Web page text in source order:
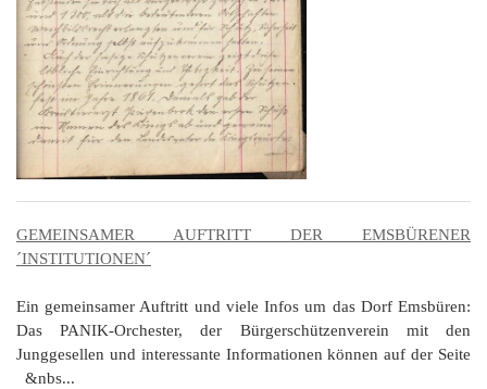
GEMEINSAMER AUFTRITT DER EMSBÜRENER
´INSTITUTIONEN´
Ein gemeinsamer Auftritt und viele Infos um das Dorf Emsbüren:
Das PANIK-Orchester, der Bürgerschützenverein mit den
Junggesellen und interessante Informationen können auf der Seite
&nbs...